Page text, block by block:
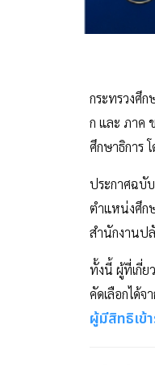
กระทรวงศึก
ก และ ภาค
ศึกษาธิการ
ประกาศฉบับ
ตำแหน่งศึก
สำนักงานป
ทั้งนี้ ผู้ที่เกี่ย
คัดเลือกได้จ
ผู้มีสิทธิเข้